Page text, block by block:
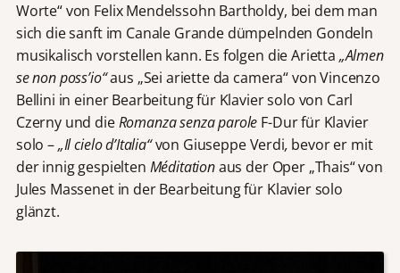
Worte“ von Felix Mendelssohn Bartholdy, bei dem man
sich die sanft im Canale Grande dümpelnden Gondeln
musikalisch vorstellen kann. Es folgen die Arietta„Almen
se non poss’io“aus „Sei ariette da camera“ von Vincenzo
Bellini in einer Bearbeitung für Klavier solo von Carl
Czerny und dieRomanza senza parole F-Dur für Klavier
solo –„Il cielo d’Italia“von Giuseppe Verdi, bevor er mit
der innig gespielten Méditationaus der Oper „Thais“ von
Jules Massenet in der Bearbeitung für Klavier solo
glänzt.